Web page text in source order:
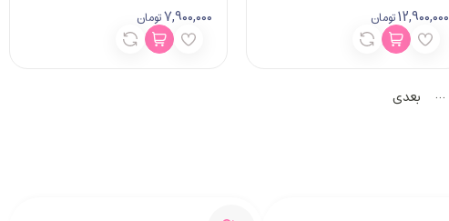
12,900,000تومان 7,900,000تومان
… بعدی